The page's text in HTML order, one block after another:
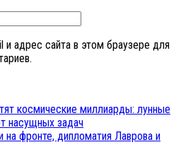
и адрес сайта в этом браузере для
космические миллиарды: лунные
насущных задач
на фронте, дипломатия Лаврова и